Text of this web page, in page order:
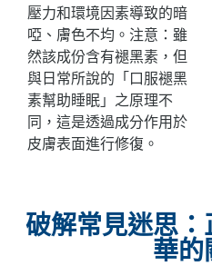
壓力和環境因素導致的暗
啞、膚色不均。 注意：雖
然該成份含有褪黑素，但
與日常所說的「口服褪黑
素幫助睡眠」之原理不
同，這是透過成分作用於
皮膚表面進行修復。
破解常見迷思
華的